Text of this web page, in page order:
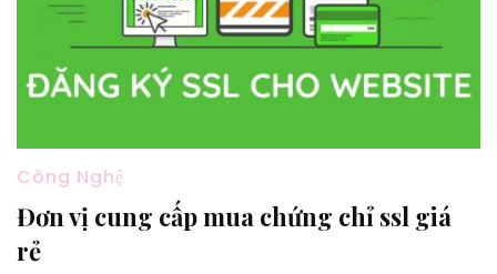
Công Nghệ
Đơn vị cung cấp mua chứng chỉ ssl giá
rẻ